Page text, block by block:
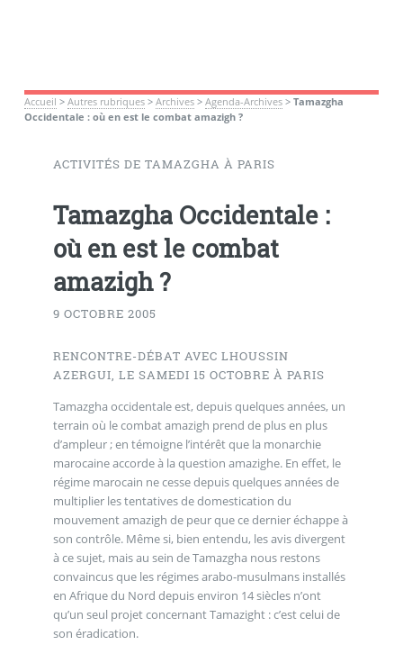
Accueil > Autres rubriques> Archives> Agenda-Archives> Tamazgha
Occidentale : où en est le combat amazigh ?
ACTIVITÉS DE TAMAZGHA À PARIS
Tamazgha Occidentale :
où en est le combat
amazigh ?
9 OCTOBRE 2005
RENCONTRE-DÉBAT AVEC LHOUSSIN
AZERGUI, LE SAMEDI 15 OCTOBRE À PARIS
Tamazgha occidentale est, depuis quelques années, un
terrain où le combat amazigh prend de plus en plus
d’ampleur ; en témoigne l’intérêt que la monarchie
marocaine accorde à la question amazighe. En effet, le
régime marocain ne cesse depuis quelques années de
multiplier les tentatives de domestication du
mouvement amazigh de peur que ce dernier échappe à
son contrôle. Même si, bien entendu, les avis divergent
à ce sujet, mais au sein de Tamazgha nous restons
convaincus que les régimes arabo-musulmans installés
en Afrique du Nord depuis environ 14 siècles n’ont
qu’un seul projet concernant Tamazight : c’est celui de
son éradication.